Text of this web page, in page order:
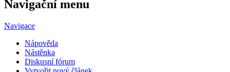
Navigační menu
Navigace
Nápověda
Nástěnka
Diskusní fórum